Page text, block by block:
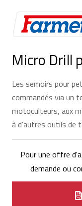
Micro Drill
Les semoirs pour
commandés via un
motoculteurs, aux
à d'autres outils de
Pour une offre
demande ou